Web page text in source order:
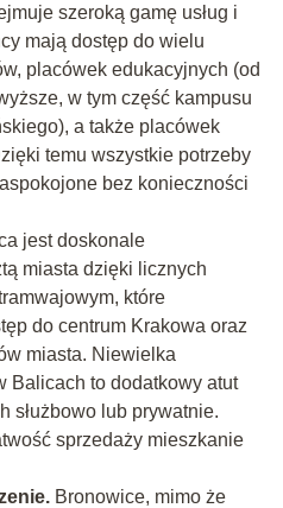
szeroką gamę usług i
mają dostęp do wielu
placówek edukacyjnych (od
w tym część kampusu
a także placówek
temu wszystkie potrzeby
bez konieczności
jest doskonale
miasta dzięki licznych
które
do centrum Krakowa oraz
miasta. Niewielka
Balicach to dodatkowy atut
służbowo lub prywatnie.
sprzedaży mieszkanie
Bronowice, mimo że